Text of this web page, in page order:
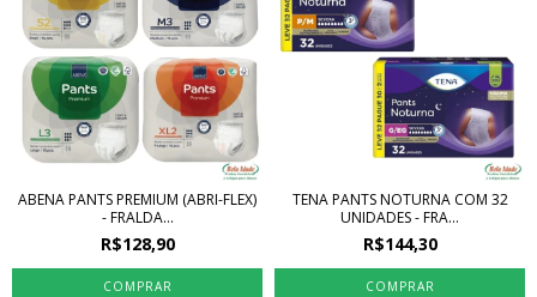
ABENA PANTS PREMIUM (ABRI-FLEX)
- FRALDA...
R$128,90
COMPRAR
TENA PANTS NOTURNA COM 32
UNIDADES - FRA...
R$144,30
COMPRAR